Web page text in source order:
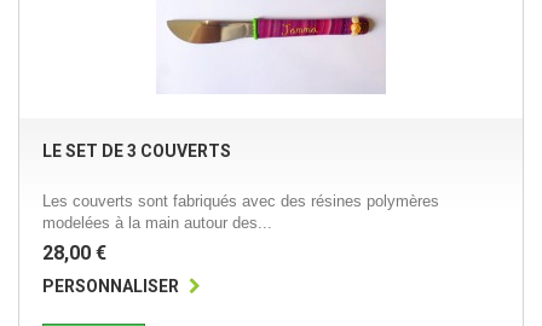
LE SET DE 3 COUVERTS
Les couverts sont fabriqués avec des résines polymères
modelées à la main autour des...
28,00 €
PERSONNALISER